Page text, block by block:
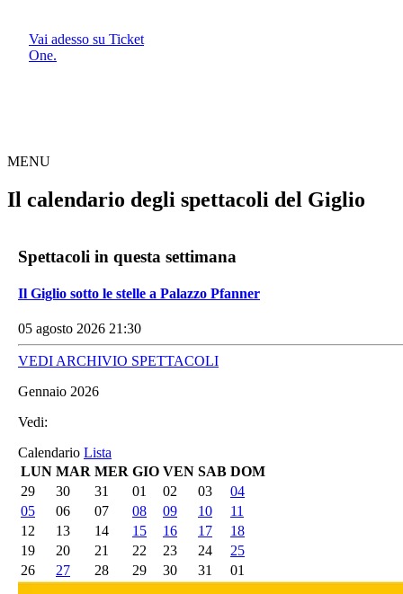
Vai adesso su Ticket
One.
MENU
Il calendario degli spettacoli del Giglio
Spettacoli in questa settimana
Il Giglio sotto le stelle a Palazzo Pfanner
05 agosto 2026 21:30
VEDI ARCHIVIO SPETTACOLI
Gennaio 2026
Vedi:
Calendario Lista
LUN MAR MER GIO VEN SAB DOM
29
30 31 01 02 03
04
05
06 07 08 09 10
11
12
13 14 15 16 17
18
19
20 21 22 23 24
25
26
27 28 29 30 31 01